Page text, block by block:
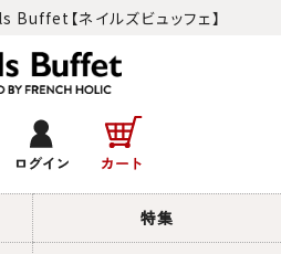
Buffet【ネイルズビュッフェ】
特集